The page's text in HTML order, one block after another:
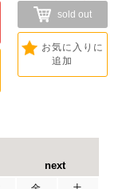
sold out
お気に入りに
追加